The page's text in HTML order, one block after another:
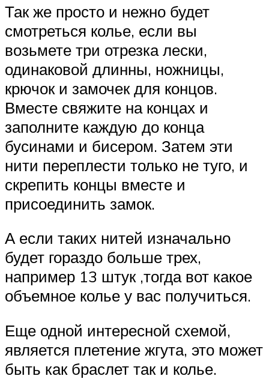
Так же просто и нежно будет
смотреться колье, если вы
возьмете три отрезка лески,
одинаковой длинны, ножницы,
крючок и замочек для концов.
Вместе свяжите на концах и
заполните каждую до конца
бусинами и бисером. Затем эти
нити переплести только не туго, и
скрепить концы вместе и
присоединить замок.
А если таких нитей изначально
будет гораздо больше трех,
например 13 штук ,тогда вот какое
объемное колье у вас получиться.
Еще одной интересной схемой,
является плетение жгута, это может
быть как браслет так и колье.